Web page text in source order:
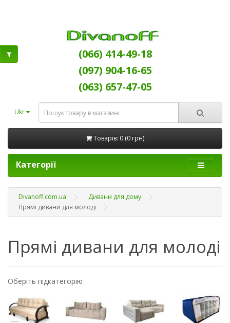
(066) 414-49-18
(097) 904-16-65
(063) 657-47-05
Ukr
Товарів: 0 (0 грн)
Категорії
Divanoff.com.ua
Дивани для дому
Прямі дивани для молоді
Прямі дивани для молоді
Оберіть підкатегорію